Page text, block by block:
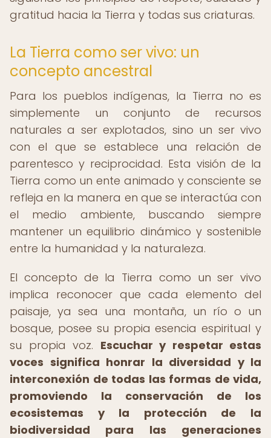
gratitud hacia la Tierra y todas sus criaturas.
La Tierra como ser vivo: un
concepto ancestral
Para los pueblos indígenas, la Tierra no es
simplemente un conjunto de recursos
naturales a ser explotados, sino un ser vivo
con el que se establece una relación de
parentesco y reciprocidad. Esta visión de la
Tierra como un ente animado y consciente se
refleja en la manera en que se interactúa con
el medio ambiente, buscando siempre
mantener un equilibrio dinámico y sostenible
entre la humanidad y la naturaleza.
El concepto de la Tierra como un ser vivo
implica reconocer que cada elemento del
paisaje, ya sea una montaña, un río o un
bosque, posee su propia esencia espiritual y
su propia voz. Escuchar y respetar estas
voces significa honrar la diversidad y la
interconexión de todas las formas de vida,
promoviendo la conservación de los
ecosistemas y la protección de la
biodiversidad para las generaciones